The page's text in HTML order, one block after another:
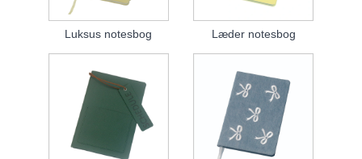
Luksus notesbog Læder notesbog